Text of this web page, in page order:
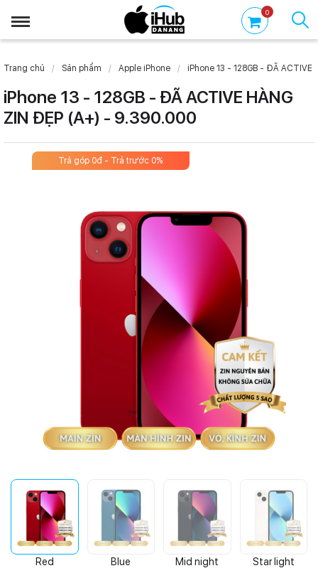
0
Trang chủ Sản phẩm Apple iPhone iPhone 13 - 128GB - ĐÃ ACTIVE
iPhone 13 - 128GB - ĐÃ ACTIVE HÀNG
ZIN ĐẸP (A+) - 9.390.000
Trả góp 0đ - Trả trước 0%
Red Blue Mid night Star light